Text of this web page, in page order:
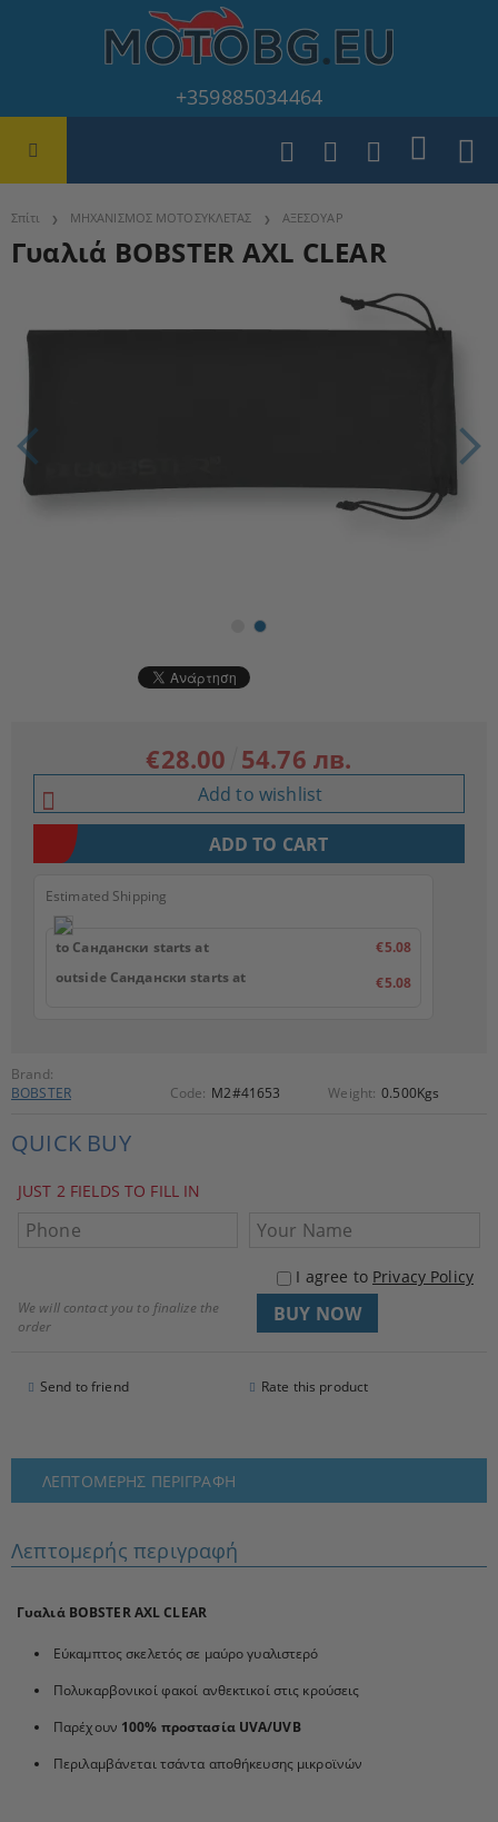
+359885034464
Σπίτι ΜΗΧΑΝΙΣΜΟΣ ΜΟΤΟΣΥΚΛΕΤΑΣ ΑΞΕΣΟΥΑΡ
Γυαλιά BOBSTER AXL CLEAR
Brand:
BOBSTER
Code: M2#41653 Weight: 0.500Kgs
QUICK BUY
JUST 2 FIELDS TO FILL IN
I agree to Privacy Policy
We will contact you to finalize the
order
Send to friend Rate this product
€28.00 54.76 лв.
Add to wishlist
Estimated Shipping
to Сандански starts at
€5.08
outside Сандански starts at
€5.08
ΛΕΠΤΟΜΕΡΉΣ ΠΕΡΙΓΡΑΦΉ
Λεπτομερής περιγραφή
Γυαλιά BOBSTER AXL CLEAR
Εύκαμπτος σκελετός σε μαύρο γυαλιστερό
Πολυκαρβονικοί φακοί ανθεκτικοί στις κρούσεις
Παρέχουν 100% προστασία UVA/UVB
Περιλαμβάνεται τσάντα αποθήκευσης μικροϊνών